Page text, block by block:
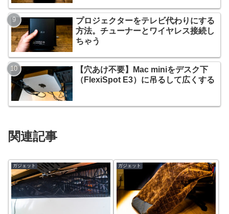
プロジェクターをテレビ代わりにする
方法。チューナーとワイヤレス接続し
ちゃう
【穴あけ不要】Mac miniをデスク下
（FlexiSpot E3）に吊るして広くする
関連記事
ガジェット ガジェット